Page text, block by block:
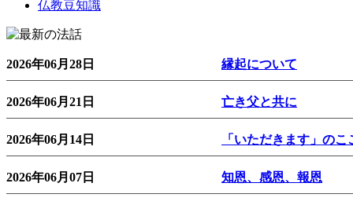
仏教豆知識
2026年06月28日 縁起について
2026年06月21日 亡き父と共に
2026年06月14日 「いただきます」のこ
2026年06月07日 知恩、感恩、報恩